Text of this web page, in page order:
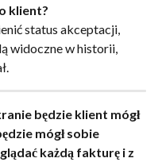
klient?
status akceptacji,
widoczne w historii,
będzie klient mógł
mógł sobie
każdą fakturę i z